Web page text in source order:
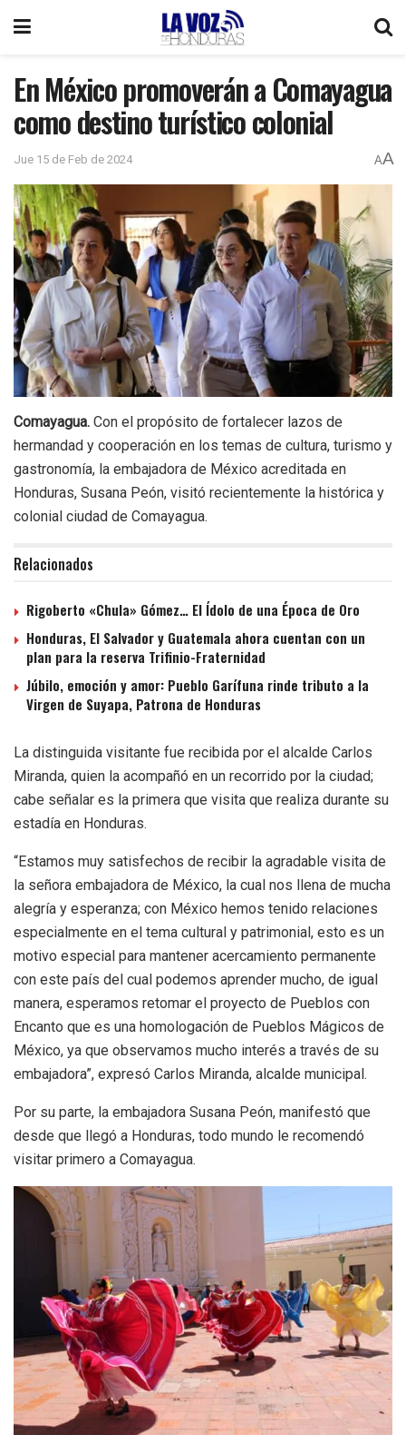
En México promoverán a Comayagua
como destino turístico colonial
Jue 15 de Feb de 2024 AA
Comayagua. Con el propósito de fortalecer lazos de
hermandad y cooperación en los temas de cultura, turismo y
gastronomía, la embajadora de México acreditada en
Honduras, Susana Peón, visitó recientemente la histórica y
colonial ciudad de Comayagua.
Relacionados
Rigoberto «Chula» Gómez… El Ídolo de una Época de Oro
Honduras, El Salvador y Guatemala ahora cuentan con un
plan para la reserva Trifinio-Fraternidad
Júbilo, emoción y amor: Pueblo Garífuna rinde tributo a la
Virgen de Suyapa, Patrona de Honduras
La distinguida visitante fue recibida por el alcalde Carlos
Miranda, quien la acompañó en un recorrido por la ciudad;
cabe señalar es la primera que visita que realiza durante su
estadía en Honduras.
“Estamos muy satisfechos de recibir la agradable visita de
la señora embajadora de México, la cual nos llena de mucha
alegría y esperanza; con México hemos tenido relaciones
especialmente en el tema cultural y patrimonial, esto es un
motivo especial para mantener acercamiento permanente
con este país del cual podemos aprender mucho, de igual
manera, esperamos retomar el proyecto de Pueblos con
Encanto que es una homologación de Pueblos Mágicos de
México, ya que observamos mucho interés a través de su
embajadora”, expresó Carlos Miranda, alcalde municipal.
Por su parte, la embajadora Susana Peón, manifestó que
desde que llegó a Honduras, todo mundo le recomendó
visitar primero a Comayagua.